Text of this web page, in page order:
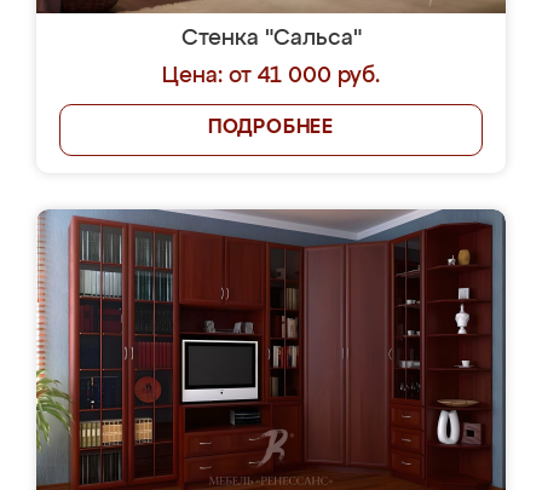
Стенка "Сальса"
Цена: от 41 000 руб.
ПОДРОБНЕЕ